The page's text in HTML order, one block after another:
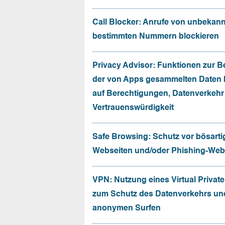
Call Blocker: Anrufe von
bestimmten Nummern blockieren
Privacy Advisor: Funktionen zur
der von Apps gesammelten Daten
auf Berechtigungen,
Vertrauenswürdigkeit
Safe Browsing: Schutz vor
Webseiten und/oder Phishing-
VPN: Nutzung eines Virtual
zum Schutz des Datenverkehrs
anonymen Surfen